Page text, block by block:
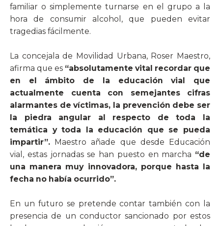
familiar o simplemente turnarse en el grupo a la
hora de consumir alcohol, que pueden evitar
tragedias fácilmente.
La concejala de Movilidad Urbana, Roser Maestro,
afirma que es “absolutamente vital recordar que
en el ámbito de la educación vial que
actualmente cuenta con semejantes cifras
alarmantes de víctimas, la prevención debe ser
la piedra angular al respecto de toda la
temática y toda la educación que se pueda
impartir”. Maestro añade que desde Educación
vial, estas jornadas se han puesto en marcha “de
una manera muy innovadora, porque hasta la
fecha no había ocurrido”.
En un futuro se pretende contar también con la
presencia de un conductor sancionado por estos